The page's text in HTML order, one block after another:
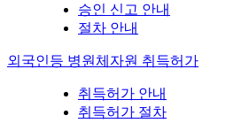
승인 신고 안내
절차 안내
외국인등 병원체자원 취득허가
취득허가 안내
취득허가 절차